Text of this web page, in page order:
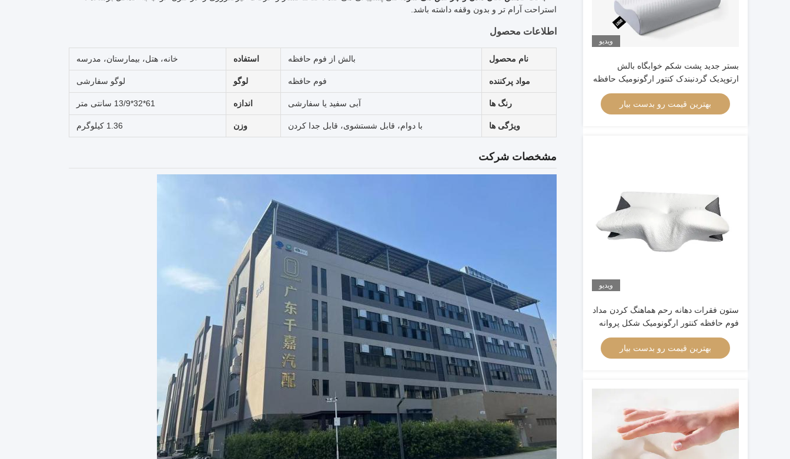
ویدیو
بستر جدید پشت شکم خوابگاه بالش
ارتوپدیک گردنبندک کنتور ارگونومیک حافظه
بالش فوم سر ارتوپدیک
بهترین قیمت رو بدست بیار
ویدیو
ستون فقرات دهانه رحم هماهنگ کردن مداد
فوم حافظه کنتور ارگونومیک شکل پروانه
بهترین قیمت رو بدست بیار
استراحت آرام تر و بدون وقفه داشته باشد.
اطلاعات محصول
نام محصول بالش از فوم حافظه استفاده خانه، هتل، بیمارستان، مدرسه
مواد پرکننده فوم حافظه لوگو لوگو سفارشی
رنگ ها آبی سفید یا سفارشی اندازه 61*32*13/9 سانتی متر
ویژگی ها با دوام، قابل شستشوی، قابل جدا کردن وزن 1.36 کيلوگرم
مشخصات شرکت